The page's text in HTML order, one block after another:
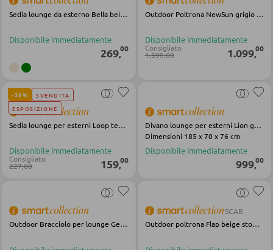
Comodini
Letti boxspring
Letti imbottiti
Letti singoli
Materassi
Accessori per il materasso
Sedia lounge da esterno Bella beige in tessuto d'acciaio
Disponibile immediatamente
269,00
Outdoor Poltrona NewSun grigio nero acciaio in tessuto
Disponibile immediatamente
Consigliato
1.399,00 1.099,00
-30%
SVENDITA
ESPOSIZIONE
Sedia lounge per esterni Loop tessuto acciaio grigio nero
Disponibile immediatamente
Consigliato
227,00 159,00
Divano lounge per esterni Lion grigio nero metallo Olefin
Dimensioni 185 x 70 x 76 cm
Disponibile immediatamente
999,00
Outdoor Bracciolo per lounge Gerald pelican Olefin alluminio
SCAB
Outdoor poltrona Flap beige stoffa acciaio